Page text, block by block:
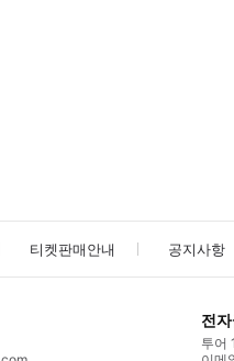
티켓판매안내 공지사항
전
투어